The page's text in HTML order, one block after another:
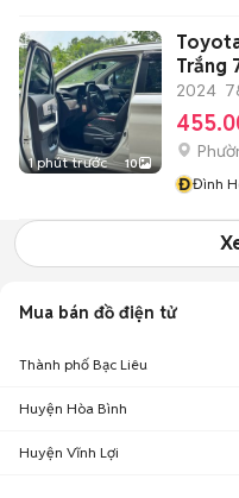
1 phút trước 10
Trắng
2024
ĐĐình
Mua bán đồ điện tử
Thành phố Bạc Liêu
Huyện Hòa Bình
Huyện Vĩnh Lợi